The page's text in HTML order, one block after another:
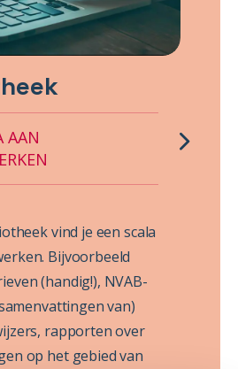
AAN
vind je een scala
Bijvoorbeeld
(handig!), NVAB-
van)
rapporten over
op het gebied van
Next